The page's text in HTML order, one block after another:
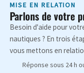
MISE EN RELATION
Parlons de votre
Besoin d'aide pour
nautiques ? En trois
vous mettons en
Réponse sous 24 h